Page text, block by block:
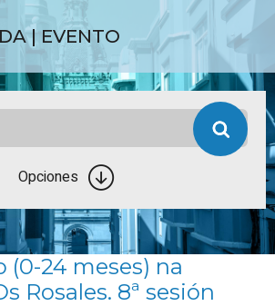
| EVENTO
Opciones
(0-24 meses) na
Rosales. 8ª sesión